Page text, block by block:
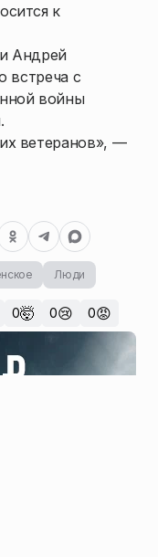
к
Андрей
встреча с
войны
ветеранов», —
Люди
0🤯 0😢 0😡